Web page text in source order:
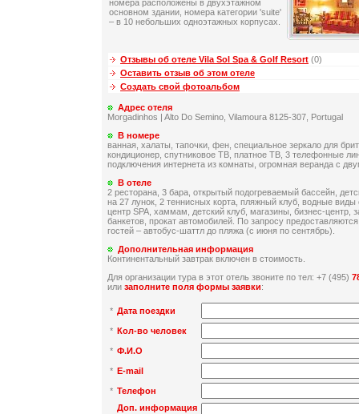
номера расположены в двухэтажном
основном здании, номера категории 'suite'
– в 10 небольших одноэтажных корпусах.
Отзывы об отеле Vila Sol Spa & Golf Resort (0)
Оставить отзыв об этом отеле
Создать свой фотоальбом
Адрес отеля
Morgadinhos | Alto Do Semino, Vilamoura 8125-307, Portugal
В номере
ванная, халаты, тапочки, фен, специальное зеркало для
кондиционер, спутниковое ТВ, платное ТВ, 3 телефонные
подключения интернета из комнаты, огромная веранда с
В отеле
2 ресторана, 3 бара, открытый подогреваемый бассейн,
на 27 лунок, 2 теннисных корта, пляжный клуб, водные виды
центр SPA, хаммам, детский клуб, магазины, бизнес-центр,
банкетов, прокат автомобилей. По запросу
гостей – автобус-шаттл до пляжа (с июня по сентябрь).
Дополнительная информация
Континентальный завтрак включен в стоимость.
Для организации тура в этот отель звоните по тел: +7 (495)
или заполните поля формы заявки:
* Дата поездки
* Кол-во человек
* Ф.И.О
* E-mail
* Телефон
Доп. информация